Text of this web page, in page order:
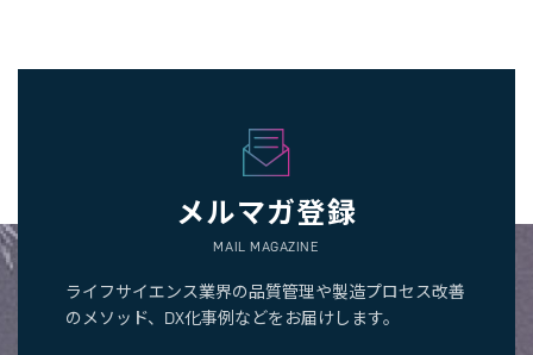
メルマガ登録
MAIL MAGAZINE
ライフサイエンス業界の品質管理や製造プロセス改善
のメソッド、DX化事例などをお届けします。